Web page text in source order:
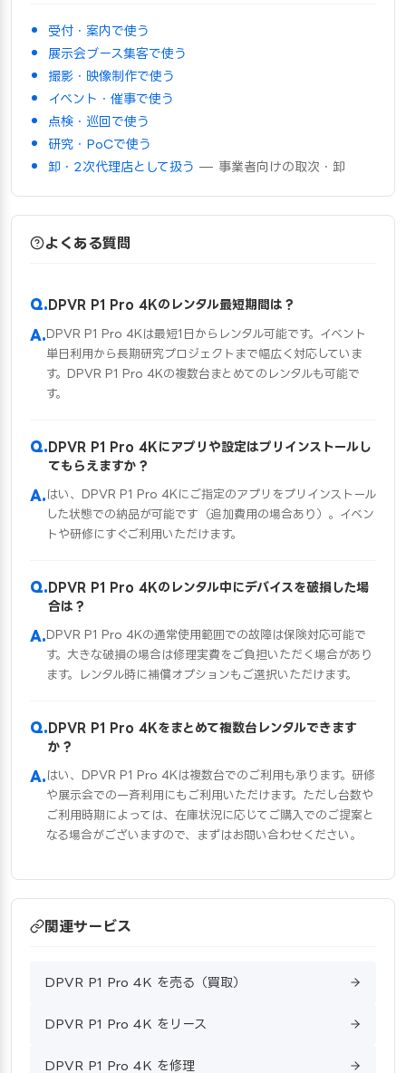
受付・案内で使う
展示会ブース集客で使う
撮影・映像制作で使う
イベント・催事で使う
点検・巡回で使う
研究・PoCで使う
卸・2次代理店として扱う — 事業者向けの取次・卸
よくある質問
DPVR P1 Pro 4Kのレンタル最短期間は？
DPVR P1 Pro 4Kは最短1日からレンタル可能です。イベント
単日利用から長期研究プロジェクトまで幅広く対応していま
す。DPVR P1 Pro 4Kの複数台まとめてのレンタルも可能で
す。
DPVR P1 Pro 4Kにアプリや設定はプリインストールし
てもらえますか？
はい、DPVR P1 Pro 4Kにご指定のアプリをプリインストール
した状態での納品が可能です（追加費用の場合あり）。イベン
トや研修にすぐご利用いただけます。
DPVR P1 Pro 4Kのレンタル中にデバイスを破損した場
合は？
DPVR P1 Pro 4Kの通常使用範囲での故障は保険対応可能で
す。大きな破損の場合は修理実費をご負担いただく場合があり
ます。レンタル時に補償オプションもご選択いただけます。
DPVR P1 Pro 4Kをまとめて複数台レンタルできます
か？
はい、DPVR P1 Pro 4Kは複数台でのご利用も承ります。研修
や展示会での一斉利用にもご利用いただけます。ただし台数や
ご利用時期によっては、在庫状況に応じてご購入でのご提案と
なる場合がございますので、まずはお問い合わせください。
関連サービス
DPVR P1 Pro 4K を売る（買取）
DPVR P1 Pro 4K をリース
DPVR P1 Pro 4K を修理